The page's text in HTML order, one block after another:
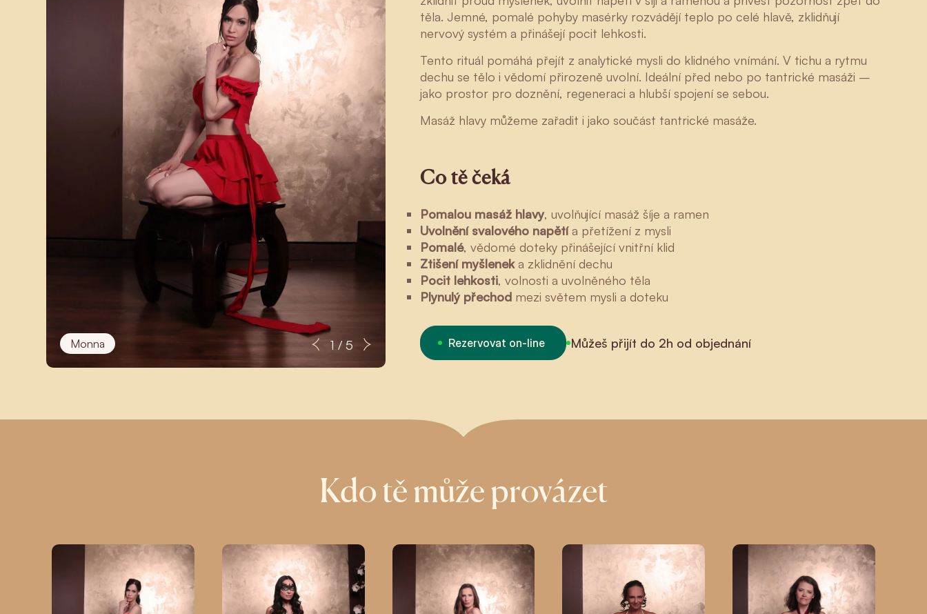
Monna Tamara
1 / 5
těla. Jemné, pomalé pohyby masérky rozvádějí teplo po celé hlavě, zklidňují
nervový systém a přinášejí pocit lehkosti.
Tento rituál pomáhá přejít z analytické mysli do klidného vnímání. V tichu a rytmu
dechu se tělo i vědomí přirozeně uvolní. Ideální před nebo po tantrické masáži –
jako prostor pro doznění, regeneraci a hlubší spojení se sebou.
Masáž hlavy můžeme zařadit i jako součást tantrické masáže.
Co tě čeká
Pomalou masáž hlavy, uvolňující masáž šíje a ramen
Uvolnění svalového napětía přetížení z mysli
Pomalé, vědomé doteky přinášející vnitřní klid
Ztišení myšlenek a zklidnění dechu
Pocit lehkosti, volnosti a uvolněného těla
Plynulý přechod mezi světem mysli a doteku
Rezervovat on-line Můžeš přijít do 2h od objednání
Kdo tě může provázet